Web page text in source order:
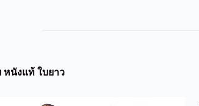
หนังแท้ ใบยาว